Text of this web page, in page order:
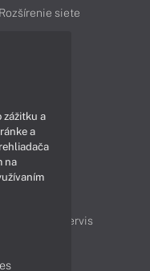
Rozšírenie siete
Podpora a servis
zážitku a
a
na